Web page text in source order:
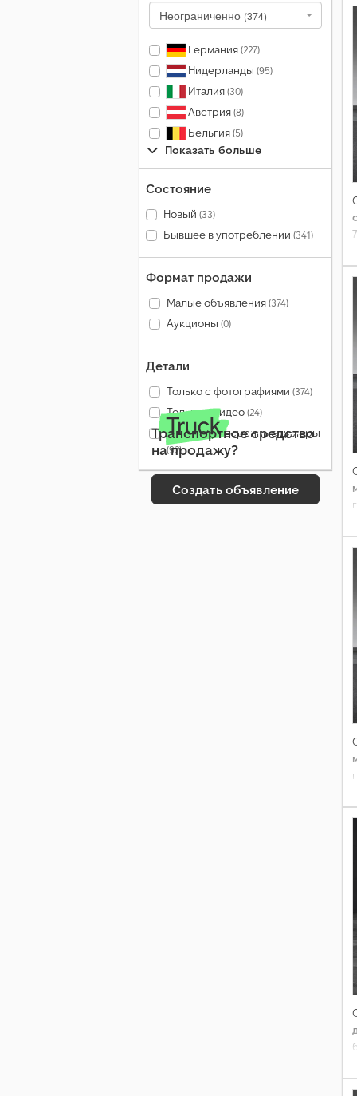
Неограниченно (374)
Германия(227)
Нидерланды (95)
Италия(30)
Австрия(8)
Бельгия(5)
Показать больше
Состояние
Новый (33)
Бывшее в употреблении (341)
Формат продажи
Малые объявления(374)
Аукционы (0)
Детали
Только с фотографиями (374)
Только с видео(24)
Только проверенные дилеры
(92)
Транспортное средство
на продажу?
Создать объявление
7